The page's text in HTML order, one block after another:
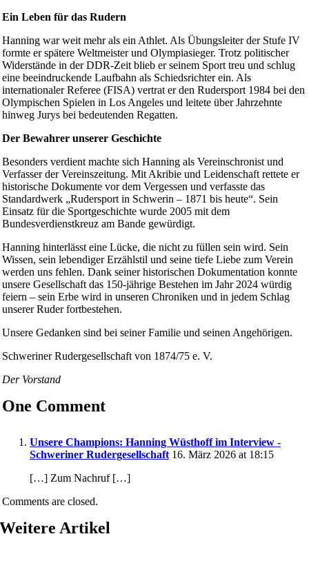
Ein Leben für das Rudern
Hanning war weit mehr als ein Athlet. Als Übungsleiter der Stufe IV
formte er spätere Weltmeister und Olympiasieger. Trotz politischer
Widerstände in der DDR-Zeit blieb er seinem Sport treu und schlug
eine beeindruckende Laufbahn als Schiedsrichter ein. Als
internationaler Referee (FISA) vertrat er den Rudersport 1984 bei den
Olympischen Spielen in Los Angeles und leitete über Jahrzehnte
hinweg Jurys bei bedeutenden Regatten.
Der Bewahrer unserer Geschichte
Besonders verdient machte sich Hanning als Vereinschronist und
Verfasser der Vereinszeitung. Mit Akribie und Leidenschaft rettete er
historische Dokumente vor dem Vergessen und verfasste das
Standardwerk „Rudersport in Schwerin – 1871 bis heute“. Sein
Einsatz für die Sportgeschichte wurde 2005 mit dem
Bundesverdienstkreuz am Bande gewürdigt.
Hanning hinterlässt eine Lücke, die nicht zu füllen sein wird. Sein
Wissen, sein lebendiger Erzählstil und seine tiefe Liebe zum Verein
werden uns fehlen. Dank seiner historischen Dokumentation konnte
unsere Gesellschaft das 150-jährige Bestehen im Jahr 2024 würdig
feiern – sein Erbe wird in unseren Chroniken und in jedem Schlag
unserer Ruder fortbestehen.
Unsere Gedanken sind bei seiner Familie und seinen Angehörigen.
Schweriner Rudergesellschaft von 1874/75 e. V.
Der Vorstand
One Comment
Unsere Champions: Hanning Wüsthoff im Interview -
Schweriner Rudergesellschaft 16. März 2026 at 18:15
[…] Zum Nachruf […]
Comments are closed.
Weitere Artikel